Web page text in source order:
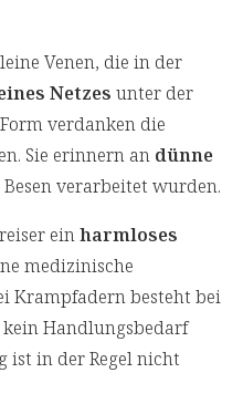
Venen, die in der
Netzes unter der
verdanken die
Sie erinnern an dünne
verarbeitet wurden.
einharmloses
medizinische
Krampfadern besteht bei
Handlungsbedarf
ist in der Regel nicht